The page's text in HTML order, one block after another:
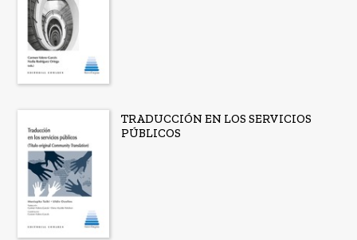
TRADUCCIÓN EN LOS SERVICIOS
PÚBLICOS